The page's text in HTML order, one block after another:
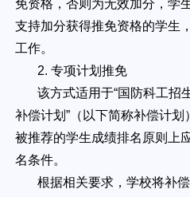
免资格，否则为无效加分，学
支持加分获得推免资格的学生
工作。
2. 专项计划推免
该方式适用于“国防科工招
补偿计划”（以下简称补偿计
被推荐的学生成绩排名原则上
名条件。
根据相关要求，学校将补